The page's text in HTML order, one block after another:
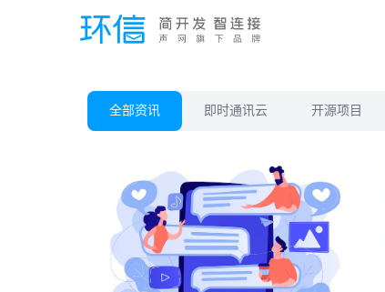
全部资讯 即时通讯云 开源项目